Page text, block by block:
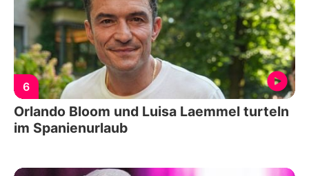
6
Orlando Bloom und Luisa Laemmel turteln
im Spanienurlaub